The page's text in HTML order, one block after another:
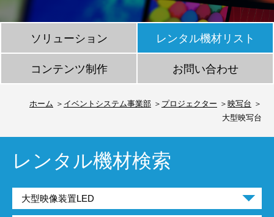
ソリューション レンタル機材リスト
コンテンツ制作 お問い合わせ
ホーム イベントシステム事業部 プロジェクター
映写台
大型映写台
レンタル機材検索